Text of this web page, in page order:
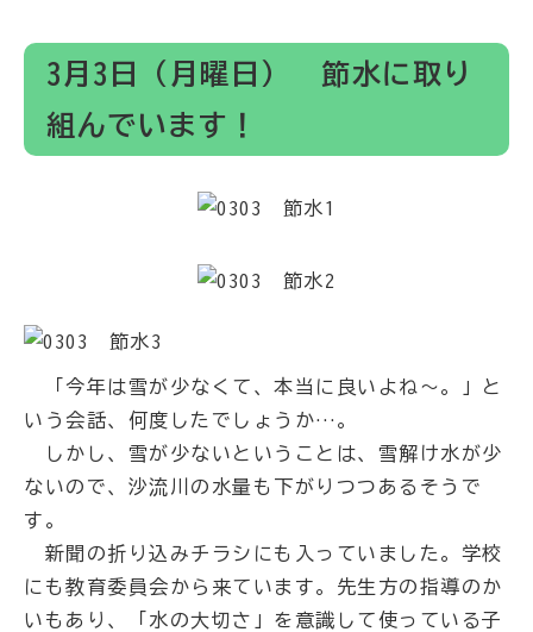
3月3日（月曜日） 節水に取り
組んでいます！
「今年は雪が少なくて、本当に良いよね～。」と
いう会話、何度したでしょうか…。
しかし、雪が少ないということは、雪解け水が少
ないので、沙流川の水量も下がりつつあるそうで
す。
新聞の折り込みチラシにも入っていました。学校
にも教育委員会から来ています。先生方の指導のか
いもあり、「水の大切さ」を意識して使っている子